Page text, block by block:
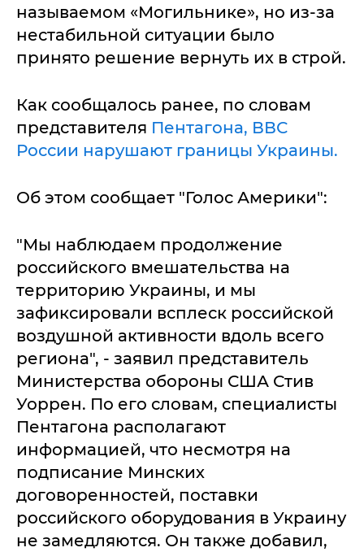
называемом «Могильнике», но из-за
нестабильной ситуации было
принято решение вернуть их в строй.
Как сообщалось ранее, по словам
представителя Пентагона, ВВС
России нарушают границы Украины.
Об этом сообщает "Голос Америки":
"Мы наблюдаем продолжение
российского вмешательства на
территорию Украины, и мы
зафиксировали всплеск российской
воздушной активности вдоль всего
региона", - заявил представитель
Министерства обороны США Стив
Уоррен. По его словам, специалисты
Пентагона располагают
информацией, что несмотря на
подписание Минских
договоренностей, поставки
российского оборудования в Украину
не замедляются. Он также добавил,